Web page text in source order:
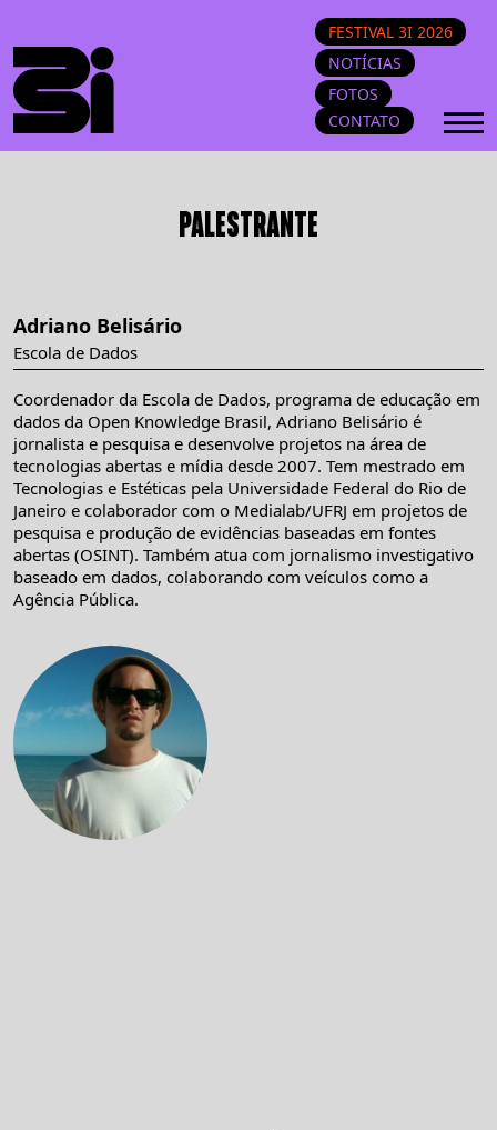
FESTIVAL 3I 2026
NOTÍCIAS
FOTOS
CONTATO
PALESTRANTE
Adriano Belisário
Escola de Dados
Coordenador da Escola de Dados, programa de educação em
dados da Open Knowledge Brasil, Adriano Belisário é
jornalista e pesquisa e desenvolve projetos na área de
tecnologias abertas e mídia desde 2007. Tem mestrado em
Tecnologias e Estéticas pela Universidade Federal do Rio de
Janeiro e colaborador com o Medialab/UFRJ em projetos de
pesquisa e produção de evidências baseadas em fontes
abertas (OSINT). Também atua com jornalismo investigativo
baseado em dados, colaborando com veículos como a
Agência Pública.